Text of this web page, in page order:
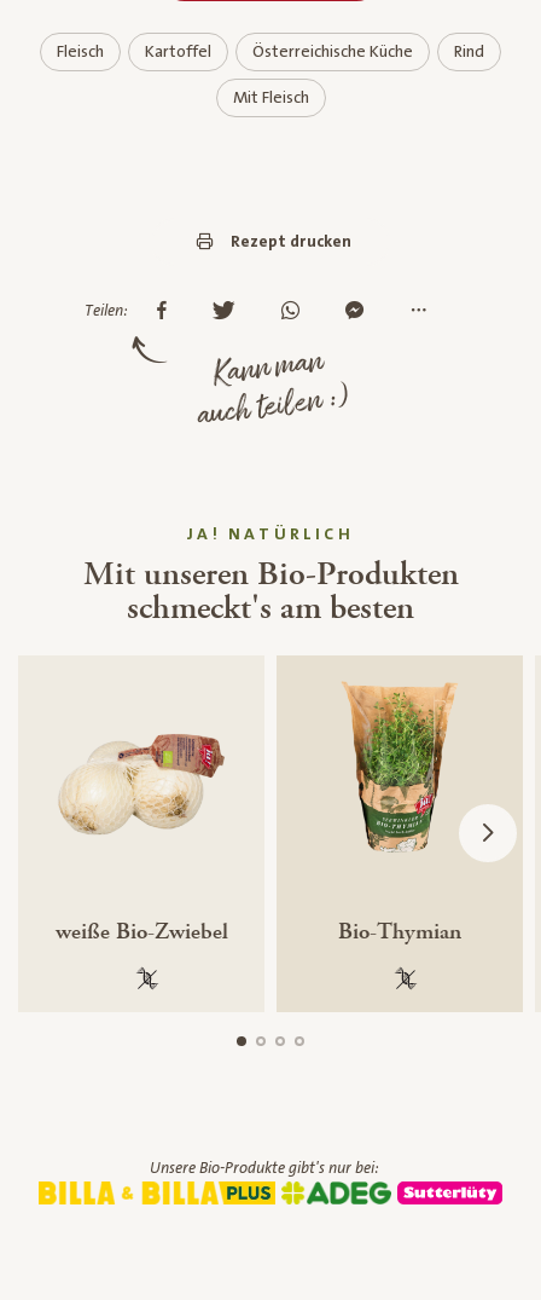
Fleisch Kartoffel Österreichische Küche Rind
Mit Fleisch
Rezept drucken
Teilen:
Kann man
auch teilen :)
JA! NATÜRLICH
Mit unseren Bio-Produkten
schmeckt's am besten
weiße Bio-Zwiebel
100 % gentechnikfrei
Bio-Thymian
100 %
Unsere Bio-Produkte gibt's nur bei: